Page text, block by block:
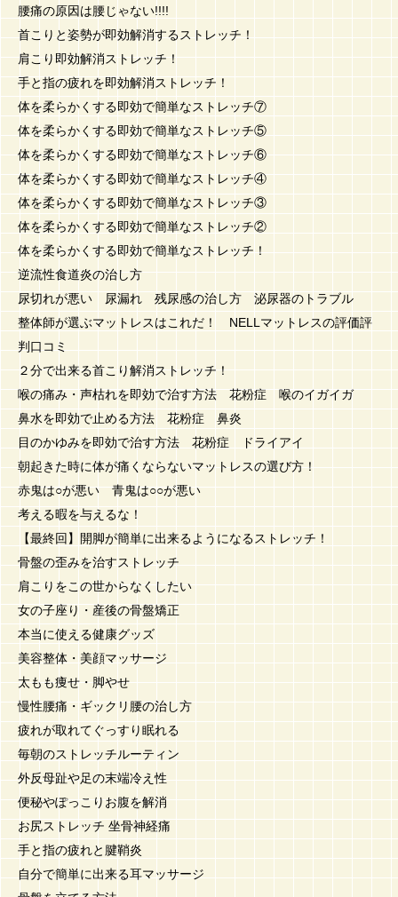
腰痛の原因は腰じゃない!!!!
首こりと姿勢が即効解消するストレッチ！
肩こり即効解消ストレッチ！
手と指の疲れを即効解消ストレッチ！
体を柔らかくする即効で簡単なストレッチ⑦
体を柔らかくする即効で簡単なストレッチ⑤
体を柔らかくする即効で簡単なストレッチ⑥
体を柔らかくする即効で簡単なストレッチ④
体を柔らかくする即効で簡単なストレッチ③
体を柔らかくする即効で簡単なストレッチ②
体を柔らかくする即効で簡単なストレッチ！
逆流性食道炎の治し方
尿切れが悪い 尿漏れ 残尿感の治し方 泌尿器のトラブル
整体師が選ぶマットレスはこれだ！ NELLマットレスの評価評
判口コミ
２分で出来る首こり解消ストレッチ！
喉の痛み・声枯れを即効で治す方法 花粉症 喉のイガイガ
鼻水を即効で止める方法 花粉症 鼻炎
目のかゆみを即効で治す方法 花粉症 ドライアイ
朝起きた時に体が痛くならないマットレスの選び方！
赤鬼は○が悪い 青鬼は○○が悪い
考える暇を与えるな！
【最終回】開脚が簡単に出来るようになるストレッチ！
骨盤の歪みを治すストレッチ
肩こりをこの世からなくしたい
女の子座り・産後の骨盤矯正
本当に使える健康グッズ
美容整体・美顔マッサージ
太もも痩せ・脚やせ
慢性腰痛・ギックリ腰の治し方
疲れが取れてぐっすり眠れる
毎朝のストレッチルーティン
外反母趾や足の末端冷え性
便秘やぽっこりお腹を解消
お尻ストレッチ 坐骨神経痛
手と指の疲れと腱鞘炎
自分で簡単に出来る耳マッサージ